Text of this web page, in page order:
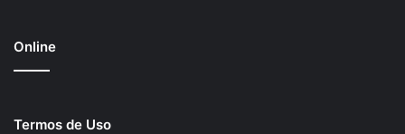
Online
Termos de Uso